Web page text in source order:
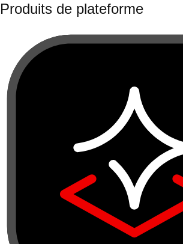
Produits de plateforme